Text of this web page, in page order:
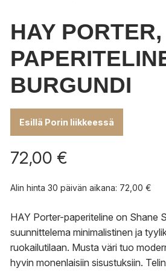
HAY PORTER,
BURGUNDI
Esillä Porin liikkeessä
72,00 €
Alin hinta 30 päivän aikana: 72,00 €
HAY Porter-paperiteline on Shane
suunnittelema minimalistinen ja
ruokailutilaan. Musta väri tuo
hyvin monenlaisiin sisustuksiin.